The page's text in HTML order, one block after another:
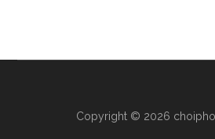
Copyright © 2026